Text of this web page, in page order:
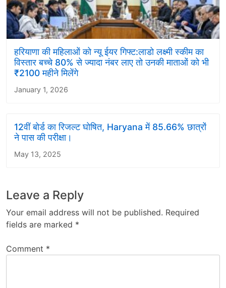
हरियाणा की महिलाओं को न्यू ईयर गिफ्ट:लाडो लक्ष्मी स्कीम का
विस्तार बच्चे 80% से ज्यादा नंबर लाए तो उनकी माताओं को भी
₹2100 महीने मिलेंगे
January 1, 2026
12वीं बोर्ड का रिजल्ट घोषित, Haryana में 85.66% छात्रों
ने पास की परीक्षा।
May 13, 2025
Leave a Reply
Your email address will not be published. Required
fields are marked *
Comment *